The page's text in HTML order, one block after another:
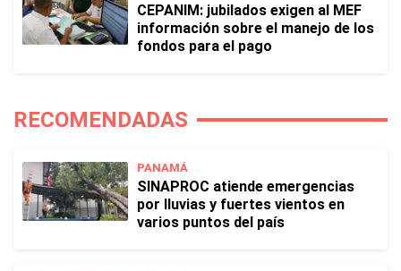
CEPANIM: jubilados exigen al MEF
información sobre el manejo de los
fondos para el pago
RECOMENDADAS
PANAMÁ
SINAPROC atiende emergencias
por lluvias y fuertes vientos en
varios puntos del país